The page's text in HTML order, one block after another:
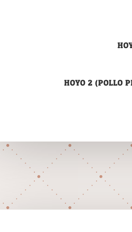
HOYO 2 (POLLO